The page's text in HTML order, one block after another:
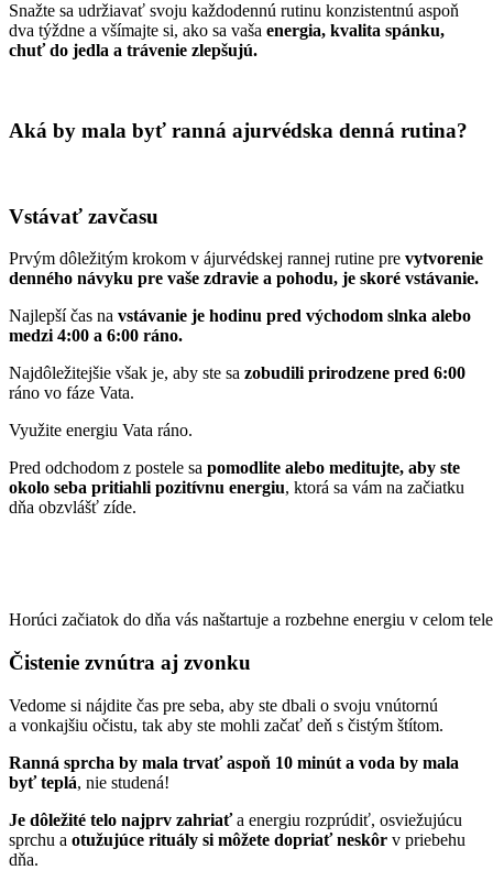
Snažte sa udržiavať svoju každodennú rutinu konzistentnú aspoň
dva týždne a všímajte si, ako sa vaša energia, kvalita spánku,
chuť do jedla a trávenie zlepšujú.
Aká by mala byť ranná ajurvédska denná rutina?
Vstávať zavčasu
Prvým dôležitým krokom v ájurvédskej rannej rutine pre vytvorenie
denného návyku pre vaše zdravie a pohodu, je skoré vstávanie.
Najlepší čas na vstávanie je hodinu pred východom slnka alebo
medzi 4:00 a 6:00 ráno.
Najdôležitejšie však je, aby ste sa zobudili prirodzene pred 6:00
ráno vo fáze Vata.
Využite energiu Vata ráno.
Pred odchodom z postele sa pomodlite alebo meditujte, aby ste
okolo seba pritiahli pozitívnu energiu, ktorá sa vám na začiatku
dňa obzvlášť zíde.
Horúci začiatok do dňa vás naštartuje a rozbehne energiu v celom
Čistenie zvnútra aj zvonku
Vedome si nájdite čas pre seba, aby ste dbali o svoju vnútornú
a vonkajšiu očistu, tak aby ste mohli začať deň s čistým štítom.
Ranná sprcha by mala trvať aspoň 10 minút a voda by mala
byť teplá, nie studená!
Je dôležité telo najprv zahriaťa energiu rozprúdiť, osviežujúcu
sprchu a otužujúce rituály si môžete dopriať neskôr v priebehu
dňa.